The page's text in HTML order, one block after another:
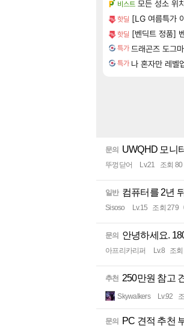
비스트 모든 성소 위
핫딜 [LG 여름특가
핫딜 [벤딕트 정품]
특가 드래곤즈 도
특가 나 혼자만 레
문의 UWQHD 모니
뚜껑닫어 Lv.21 조회 80
일반 컴퓨터를 2년
Sisoso Lv.15 조회 279
문의 안녕하세요.
아프리카리퍼 Lv.8 조
추천 250만원 참고
Skywalkers Lv.92
문의 PC 견적 추천